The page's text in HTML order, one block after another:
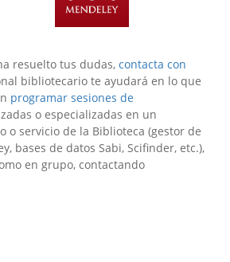
resuelto tus dudas, contacta con
bibliotecario te ayudará en lo que
programar sesiones de
o especializadas en un
o servicio de la Biblioteca (gestor de
bases de datos Sabi, Scifinder, etc.),
en grupo, contactando